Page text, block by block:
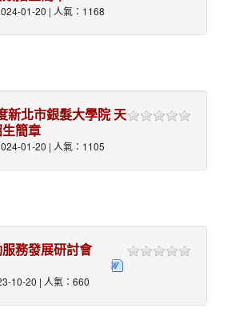
01-20 | 人氣：1168
新北市銀髮大學院 天
簡章
01-20 | 人氣：1105
務發展研討會
10-20 | 人氣：660